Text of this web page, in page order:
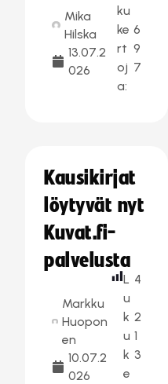
Mika
Hilska
13.07.2
026
ku
ke
rt
oj
a:
6
9
7
Kausikirjat
löytyvät nyt
Kuvat.fi-
palvelusta
Markku
Huopon
en
10.07.2
026
L
u
k
u
k
e
4
2
1
3